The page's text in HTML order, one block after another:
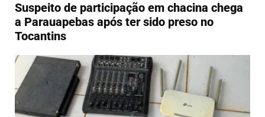
Suspeito de participação em chacina chega
a Parauapebas após ter sido preso no
Tocantins